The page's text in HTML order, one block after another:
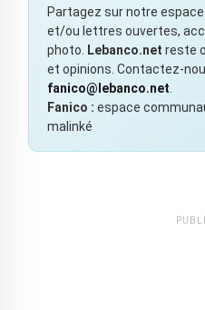
Partagez sur notre espace
et/ou lettres ouvertes,
photo.
Lebanco.net reste
et opinions. Contactez-
fanico@lebanco.net
Fanico : espace
malinké